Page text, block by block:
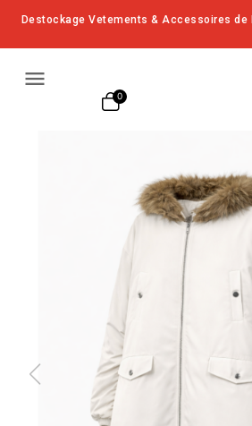
Destockage Vetements & Accessoires
menu